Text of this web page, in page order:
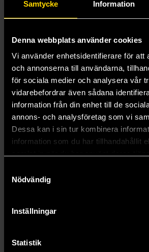
Samtycke Information
Denna webbplats använder cookies
Vi använder enhetsidentifierare för att
och annonserna till användarna,
för sociala medier och analysera vår
vidarebefordrar även sådana
information från din enhet till de
annons- och analysföretag som vi
Dessa kan i sin tur kombinera
information som du har tillhandahållit
Nödvändig
Inställningar
Statistik
Count Cat's Study (Miniature Book Nook)
CuteBee
549 kr
Läs mer